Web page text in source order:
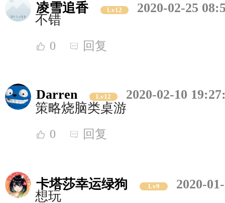
凌雪追香 Lv12
2020-02-25
不错
0 回复
Darren Lv12
2020-02-10
策略烧脑类桌游
0 回复
卡塔莎幸运绿狗 Lv9
2020-
想玩